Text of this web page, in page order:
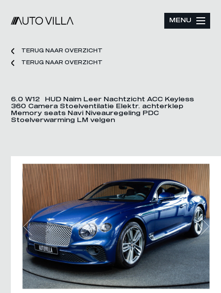
MENU
TERUG NAAR OVERZICHT
TERUG NAAR OVERZICHT
6.0 W12 HUD Naim Leer Nachtzicht ACC Keyless
360 Camera Stoelventilatie Elektr. achterklep
Memory seats Navi Niveauregeling PDC
Stoelverwarming LM velgen